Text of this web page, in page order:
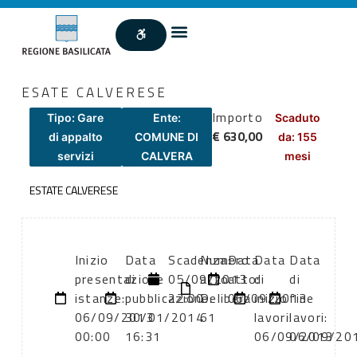
ESATE CALVERESE
Tipo: Gare
di appalto
servizi
Ente:
COMUNE DI
CALVERA
Importo
€ 630,00
Scaduto
da: 155
mesi
ESTATE CALVERESE
Inizio
presentazione
istanze:
06/09/2013
00:00
Data
di
pubblicazione:
30/01/2014
16:31
Scadenza:
05/09/2013
22:00
Numero
atto:
Delibera
61
Data
atto:
06/09/2013
Data
di
inizio
lavori:
06/09/2013
Data
di
fine
lavori:
06/09/